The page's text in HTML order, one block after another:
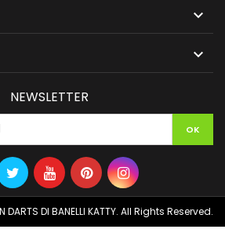


NEWSLETTER
DI BANELLI KATTY. All Rights Reserved.